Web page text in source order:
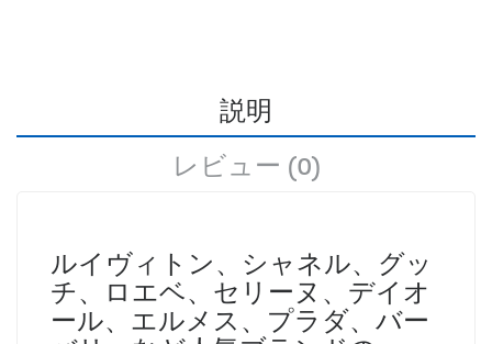
説明
レビュー (0)
ルイヴィトン、シャネル、グッ
チ、ロエベ、セリーヌ、デイオ
ール、エルメス、プラダ、バー